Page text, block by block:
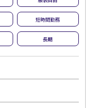
短時間勤務
長期